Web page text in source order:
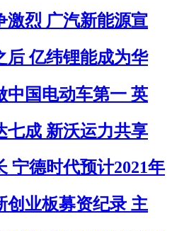
激烈 广汽新能源宣
后 亿纬锂能成为华
中国电动车第一 英
七成 新沃运力共享
宁德时代预计2021年
创业板募资纪录 主